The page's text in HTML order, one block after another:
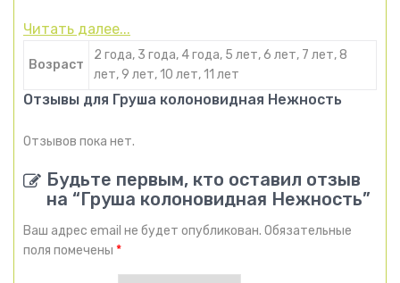
Читать далее...
Возраст
2 года, 3 года, 4 года, 5 лет, 6 лет, 7 лет, 8
лет, 9 лет, 10 лет, 11 лет
Отзывы для Груша колоновидная Нежность
Отзывов пока нет.
Будьте первым, кто оставил отзыв
на “Груша колоновидная Нежность”
Ваш адрес email не будет опубликован. Обязательные
поля помечены *